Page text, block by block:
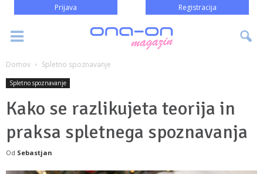
Prijava Registracija
Domov Spletno spoznavanje
Spletno spoznavanje
Kako se razlikujeta teorija in
praksa spletnega spoznavanja
Od Sebastjan